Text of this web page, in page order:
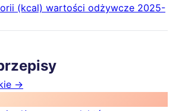
(kcal) wartości odżywcze 2025-
→